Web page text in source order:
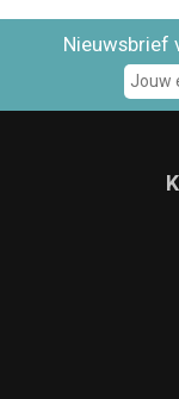
Nieuwsbrief